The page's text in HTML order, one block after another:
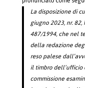
La disposizione di
giugno 2023, nr. 82,
487/1994, che nel
della redazione
reso palese
il timbro
commissione